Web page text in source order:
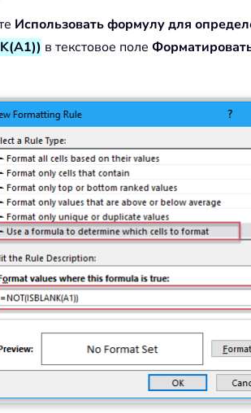
Использовать формулу для
в текстовое поле